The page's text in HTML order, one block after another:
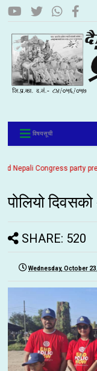
विषयसूची
Congress party
पोलियो
SHARE: 520
Wednesday, October